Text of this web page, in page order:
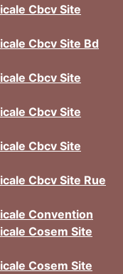
Cbcv Site
Cbcv Site Bd
Cbcv Site
Cbcv Site
Cbcv Site
Cbcv Site Rue
Convention
Cosem Site
Cosem Site